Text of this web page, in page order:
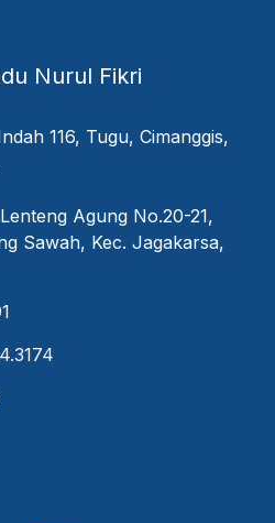
Nurul Fikri
116, Tugu, Cimanggis,
Agung No.20-21,
Sawah, Kec. Jagakarsa,